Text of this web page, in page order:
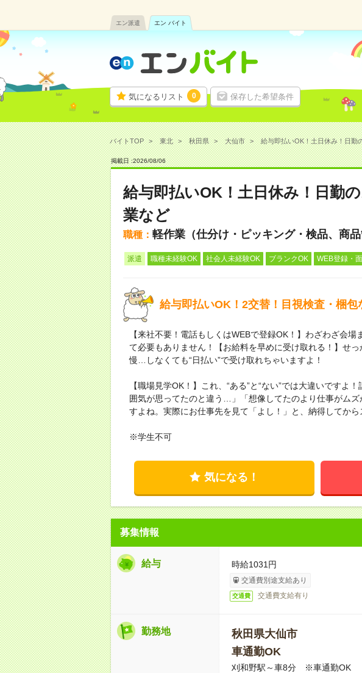
エン派遣 エン バイト
気になるリスト 0 保存した希望条件
バイトTOP 東北 秋田県 大仙市 給与即払いOK！土日休み！日勤
掲載日 :2026/08/06
給与即払いOK！土日休み！日勤
業など
職種： 軽作業（仕分け・ピッキング・検品、商品
派遣 職種未経験OK 社会人未経験OK ブランクOK WEB登録・
給与即払いOK！2交替！目視検査・梱包
【来社不要！電話もしくはWEBで登録OK！】わざわざ会
て必要もありません！【お給料を早めに受け取れる！】せ
慢…しなくても“日払い”で受け取れちゃいますよ！
【職場見学OK！】これ、“ある”と“ない”では大違いですよ
囲気が思ってたのと違う…」「想像してたのより仕事がム
すよね。実際にお仕事先を見て「よし！」と、納得してから
※学生不可
気になる！
募集情報
給与 時給1031円
交通費別途支給あり
交通費 交通費支給有り
勤務地
秋田県大仙市
車通勤OK
刈和野駅～車8分 ※車通勤OK